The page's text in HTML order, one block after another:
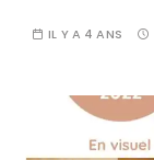
IL Y A 4 ANS